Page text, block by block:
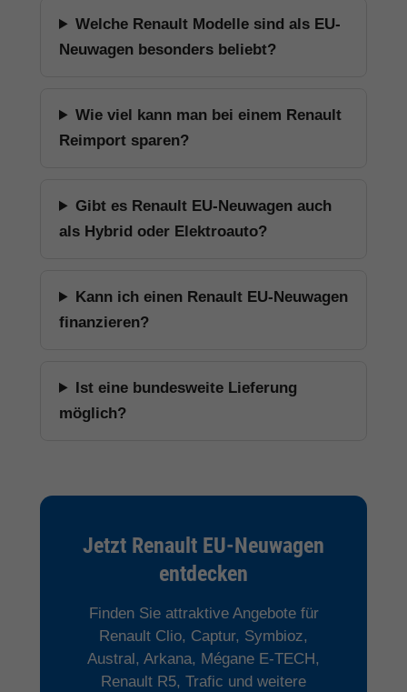
Welche Renault Modelle sind als EU-
Neuwagen besonders beliebt?
Wie viel kann man bei einem Renault
Reimport sparen?
Gibt es Renault EU-Neuwagen auch
als Hybrid oder Elektroauto?
Kann ich einen Renault EU-Neuwagen
finanzieren?
Ist eine bundesweite Lieferung
möglich?
Jetzt Renault EU-Neuwagen
entdecken
Finden Sie attraktive Angebote für
Renault Clio, Captur, Symbioz,
Austral, Arkana, Mégane E-TECH,
Renault R5, Trafic und weitere